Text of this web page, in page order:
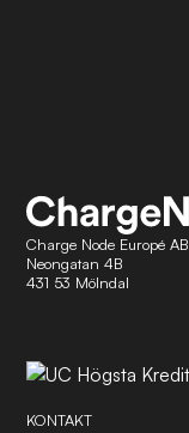
Charge Node Europé AB
Neongatan 4B
431 53 Mölndal
KONTAKT